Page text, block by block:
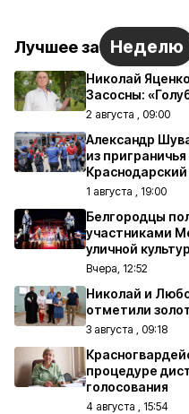
Лучшее за Неделю
Николай
Засосны:
2 августа , 09:00
Александр
из
1 августа , 19:00
Белгородцы
участниками
уличной
Вчера, 12:52
Николай и
отметили
3 августа , 09:18
процедуре
голосования
4 августа , 15:54